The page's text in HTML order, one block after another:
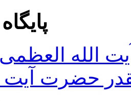
الله
حضرت آيت